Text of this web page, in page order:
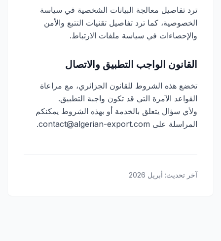
ترد تفاصيل معالجة البيانات الشخصية في سياسة
الخصوصية، كما ترد تفاصيل تقنيات التتبع والأمن
والإحصاءات في سياسة ملفات الارتباط.
القانون الواجب التطبيق والاتصال
تخضع هذه الشروط للقانون الجزائري، مع مراعاة
القواعد الآمرة التي قد تكون واجبة التطبيق.
ولأي سؤال يتعلق بالخدمة أو بهذه الشروط يمكنكم
المراسلة على contact@algerian-export.com.
آخر تحديث: أبريل 2026